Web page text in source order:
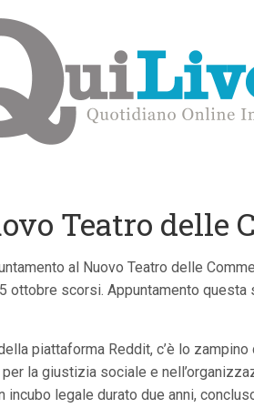
Teatro delle
al Nuovo Teatro delle
scorsi. Appuntamento questa
piattaforma Reddit, c’è lo
la giustizia sociale e
incubo legale durato due anni,